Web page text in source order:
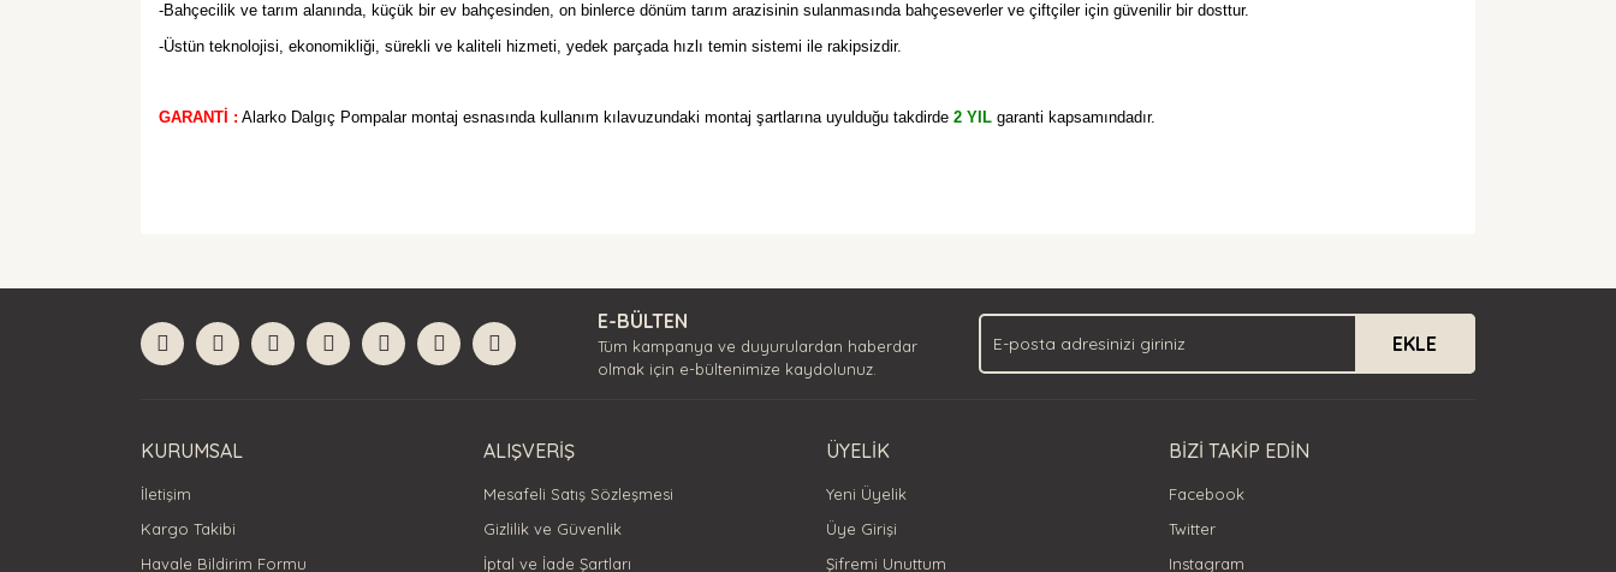
-Bahçecilik ve tarım alanında, küçük bir ev bahçesinden, on binlerce dönüm tarım arazisinin sulanmasında bahçeseverler ve çiftçiler için güvenilir bir dosttur.
-Üstün teknolojisi, ekonomikliği, sürekli ve kaliteli hizmeti, yedek parçada hızlı temin sistemi ile rakipsizdir.
GARANTİ : Alarko Dalgıç Pompalar montaj esnasında kullanım kılavuzundaki montaj şartlarına uyulduğu takdirde 2 YIL garanti kapsamındadır.
Ürün açıklamasında eksik bilgiler bulunuyor.
Bu ürüne benzer farklı alternatifler olmalı.
E-BÜLTEN
Tüm kampanya ve duyurulardan haberdar
olmak için e-bültenimize kaydolunuz.
EKLE
KURUMSAL
İletişim
Kargo Takibi
Havale Bildirim Formu
ALIŞVERİŞ
Mesafeli Satış Sözleşmesi
Gizlilik ve Güvenlik
İptal ve İade Şartları
ÜYELİK
Yeni Üyelik
Üye Girişi
Şifremi Unuttum
BİZİ TAKİP EDİN
Facebook
Twitter
Instagram